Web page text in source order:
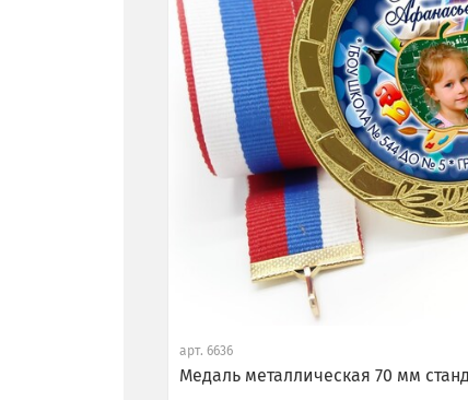
арт.6636
Медаль металлическая 70 мм